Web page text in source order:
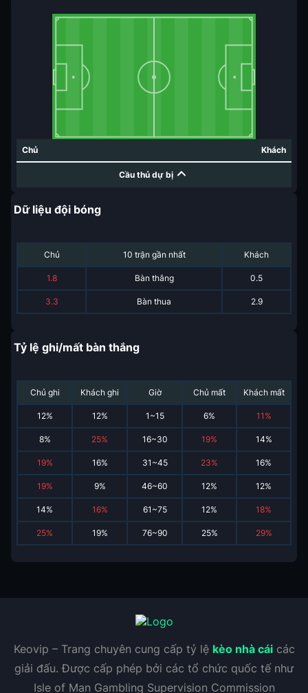
Chủ Khách
Cầu thủ dự bị
Dữ liệu đội bóng
Chủ 10 trận gần nhất Khách
1.8 Bàn thắng 0.5
3.3 Bàn thua 2.9
Tỷ lệ ghi/mất bàn thắng
Chủ ghi Khách ghi Giờ Chủ mất Khách mất
12% 12% 1~15 6% 11 %
8% 25% 16~30 19% 14%
19% 16% 31~45 23% 16%
19% 9% 46~60 12% 12%
14% 16% 61~75 12% 18%
25% 19% 76~90 25% 29%
Keovip – Trang chuyên cung cấp tỷ lệ kèo nhà cáicác
giải đấu. Được cấp phép bởi các tổ chức quốc tế như
Isle of Man Gambling Supervision Commission